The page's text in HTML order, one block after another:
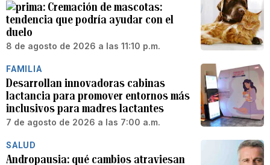
Cremación de mascotas:
tendencia que podría ayudar con el
duelo
8 de agosto de 2026 a las 11:10 p.m.
FAMILIA
Desarrollan innovadoras cabinas
lactancia para promover entornos más
inclusivos para madres lactantes
7 de agosto de 2026 a las 7:00 a.m.
SALUD
Andropausia: qué cambios atraviesan